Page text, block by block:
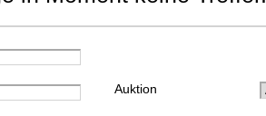
Auktion